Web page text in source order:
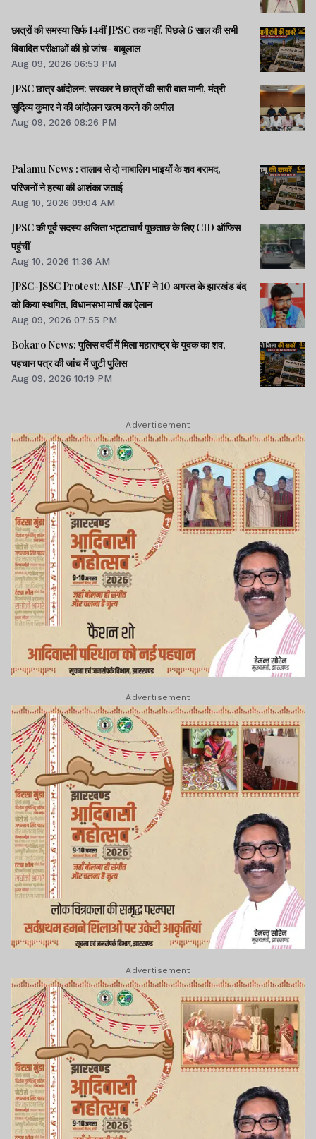
छात्रों की समस्या सिर्फ 14वीं JPSC तक नहीं, पिछले 6 साल की सभी
विवादित परीक्षाओं की हो जांच- बाबूलाल
Aug 09, 2026 06:53 PM
JPSC छात्र आंदोलन: सरकार ने छात्रों की सारी बात मानी, मंत्री
सुदिव्य कुमार ने की आंदोलन खत्म करने की अपील
Aug 09, 2026 08:26 PM
Palamu News : तालाब से दो नाबालिग भाइयों के शव बरामद,
परिजनों ने हत्या की आशंका जताई
Aug 10, 2026 09:04 AM
JPSC की पूर्व सदस्य अजिता भट्टाचार्य पूछताछ के लिए CID ऑफिस
पहुंचीं
Aug 10, 2026 11:36 AM
JPSC-JSSC Protest: AISF-AIYF ने 10 अगस्त के झारखंड बंद
को किया स्थगित, विधानसभा मार्च का ऐलान
Aug 09, 2026 07:55 PM
Bokaro News: पुलिस वर्दी में मिला महाराष्ट्र के युवक का शव,
पहचान पत्र की जांच में जुटी पुलिस
Aug 09, 2026 10:19 PM
Advertisement
Advertisement
Advertisement